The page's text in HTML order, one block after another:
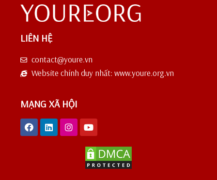
LIÊN HỆ
contact@youre.vn
Website chính duy nhất: www.youre.org.vn
MẠNG XÃ HỘI